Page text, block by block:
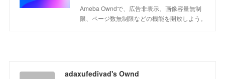
Ameba Owndで、広告非表示、画像容量無制
限、ページ数無制限などの機能を開放しよう。
adaxufedivad's Ownd